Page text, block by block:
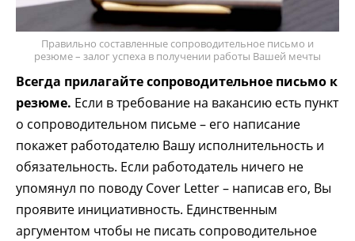
Правильно составленные сопроводительное письмо и
резюме – залог успеха в получении работы Вашей мечты
Всегда прилагайте сопроводительное письмо к
резюме. Если в требование на вакансию есть пункт
о сопроводительном письме – его написание
покажет работодателю Вашу исполнительность и
обязательность. Если работодатель ничего не
упомянул по поводу Cover Letter – написав его, Вы
проявите инициативность. Единственным
аргументом чтобы не писать сопроводительное